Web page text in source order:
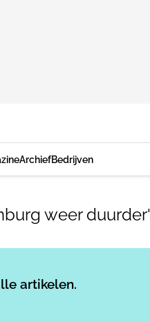
ArchiefBedrijven
weer duurder'
artikelen.